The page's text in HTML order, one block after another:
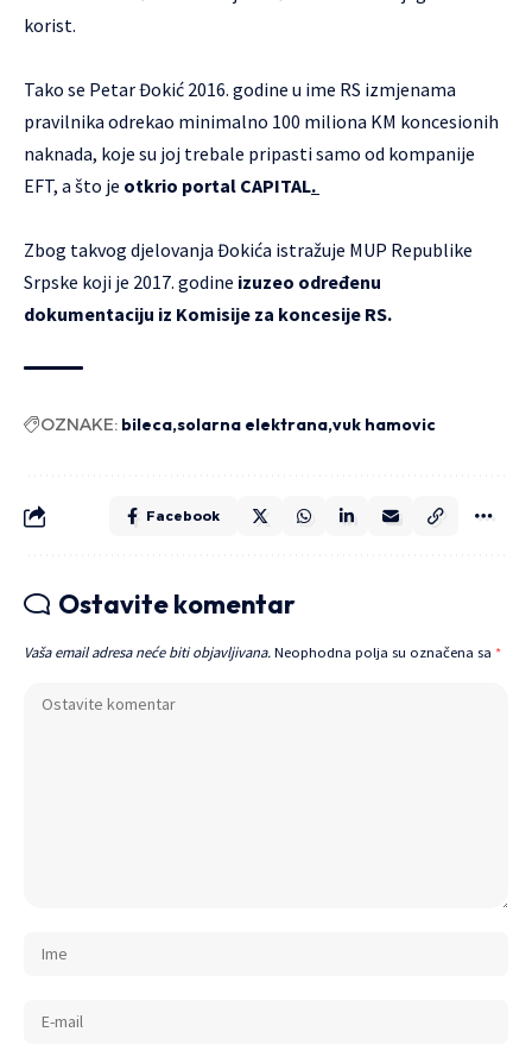
korist.
Tako se Petar Đokić 2016. godine u ime RS izmjenama
pravilnika odrekao minimalno 100 miliona KM koncesionih
naknada, koje su joj trebale pripasti samo od kompanije
EFT, a što je otkrio portal CAPITAL.
Zbog takvog djelovanja Đokića istražuje MUP Republike
Srpske koji je 2017. godine izuzeo određenu
dokumentaciju iz Komisije za koncesije RS.
OZNAKE: bileca solarna elektrana vuk hamovic
Facebook
Ostavite komentar
Vaša email adresa neće biti objavljivana. Neophodna polja su označena sa *